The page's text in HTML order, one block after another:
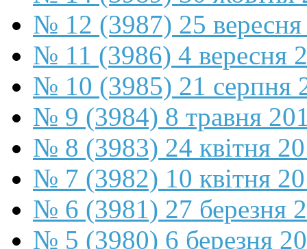
№ 12 (3987) 25
№ 11 (3986) 4 вересня
№ 10 (3985) 21 серпня
№ 9 (3984) 8 травня
№ 8 (3983) 24 квітня
№ 7 (3982) 10 квітня
№ 6 (3981) 27 березня
№ 5 (3980) 6 березня